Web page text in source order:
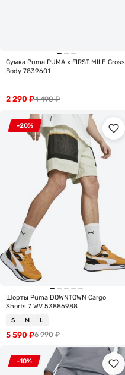
Сумка Puma PUMA x FIRST MILE Cross
Body 7839601
4 490₽
2 290 ₽
-20%
Шорты Puma DOWNTOWN Cargo
Shorts 7 WV 53886988
S M L
6 990₽
5 590 ₽
-10%